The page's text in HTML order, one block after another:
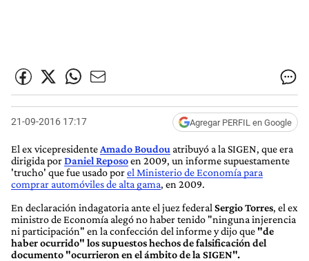
21-09-2016 17:17 Agregar PERFIL en Google
El ex vicepresidente Amado Boudou atribuyó a la SIGEN, que era
dirigida porDaniel Reposoen 2009, un informe supuestamente
'trucho' que fue usado porel Ministerio de Economía para
comprar automóviles de alta gama, en 2009.
En declaración indagatoria ante el juez federal Sergio Torres, el ex
ministro de Economía alegó no haber tenido "ninguna injerencia
ni participación" en la confección del informe y dijo que "de
haber ocurrido" los supuestos hechos de falsificación del
documento "ocurrieron en el ámbito de la SIGEN".